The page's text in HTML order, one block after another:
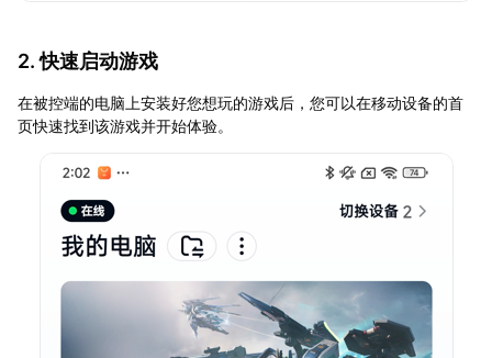
2. 快速启动游戏
在被控端的电脑上安装好您想玩的游戏后，您可以在移动设备的首
页快速找到该游戏并开始体验。